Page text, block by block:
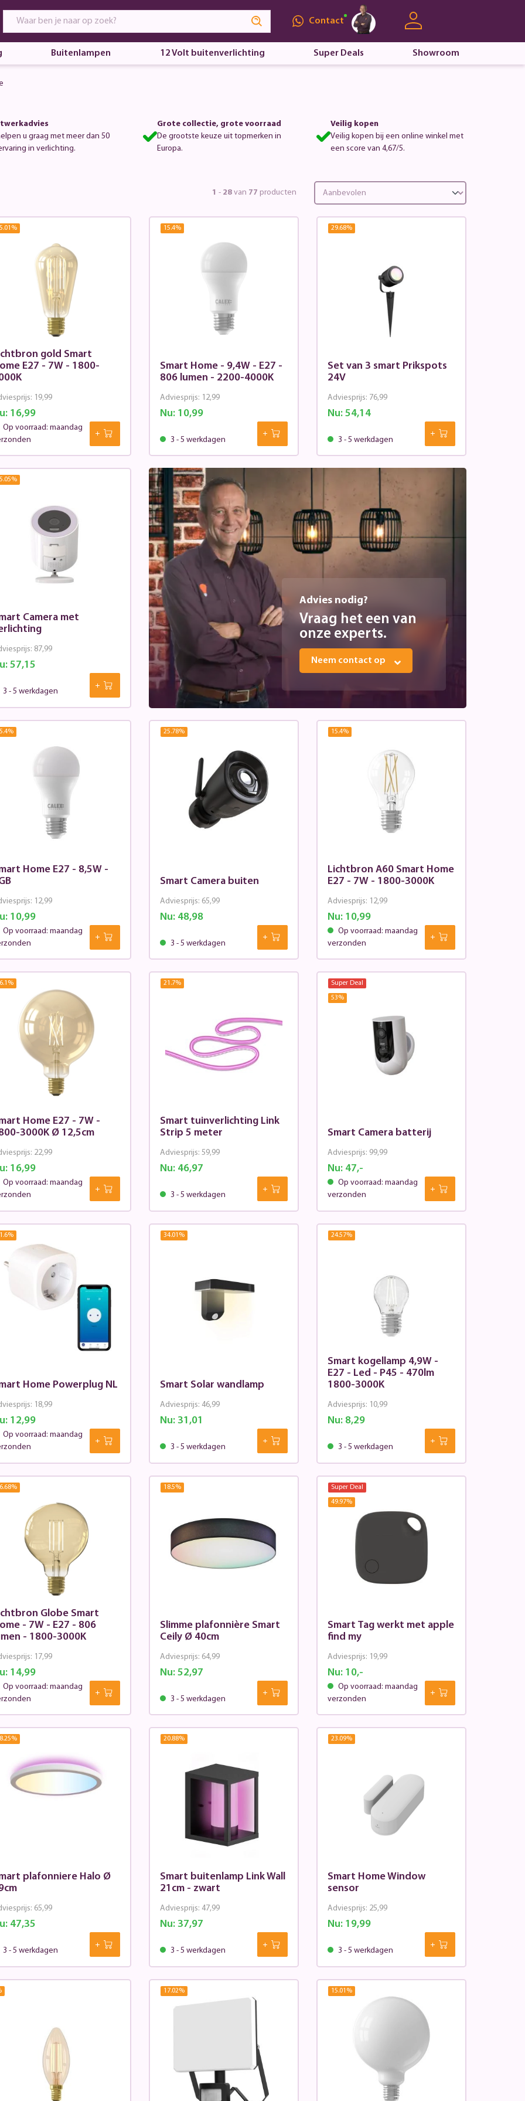
Contact
Buitenlampen 12 Volt buitenverlichting Super Deals Showroom
u graag met meer dan 50
in verlichting.
Grote collectie, grote voorraad
De grootste keuze uit topmerken in
Europa.
Veilig kopen
Veilig kopen bij een online winkel met
een score van 4,67/5.
1 - 28 van 77 producten
%
gold Smart
E27 - 7W - 1800-
16,99
19,99
Op voorraad: maandag
15.4%
Smart Home - 9,4W - E27 -
806 lumen - 2200-4000K
Nu:10,99
Adviesprijs: 12,99
3 - 5 werkdagen
29.68%
Set van 3 smart Prikspots
24V
Nu:54,14
Adviesprijs: 76,99
3 - 5 werkdagen
%
Camera met
57,15
87,99
3 - 5 werkdagen
Advies nodig?
Vraag het een van
onze experts.
Neem contact op
%
Home E27 - 8,5W -
10,99
12,99
Op voorraad: maandag
25.78%
Smart Camera buiten
Nu:48,98
Adviesprijs: 65,99
3 - 5 werkdagen
15.4%
Lichtbron A60 Smart Home
E27 - 7W - 1800-3000K
Nu:10,99
Adviesprijs: 12,99
Op voorraad: maandag
verzonden
%
Home E27 - 7W -
3000K Ø 12,5cm
16,99
22,99
Op voorraad: maandag
21.7%
Smart tuinverlichting Link
Strip 5 meter
Nu:46,97
Adviesprijs: 59,99
3 - 5 werkdagen
Super Deal
53%
Smart Camera batterij
Nu:47,-
Adviesprijs: 99,99
Op voorraad: maandag
verzonden
%
Home Powerplug NL
12,99
18,99
Op voorraad: maandag
34.01 %
Smart Solar wandlamp
Nu:31,01
Adviesprijs: 46,99
3 - 5 werkdagen
24.57%
Smart kogellamp 4,9W -
E27 - Led - P45 - 470lm
1800-3000K
Nu:8,29
Adviesprijs: 10,99
3 - 5 werkdagen
%
Globe Smart
- 7W - E27 - 806
- 1800-3000K
14,99
17,99
Op voorraad: maandag
18.5%
Slimme plafonnière Smart
Ceily Ø 40cm
Nu:52,97
Adviesprijs: 64,99
3 - 5 werkdagen
Super Deal
49.97%
Smart Tag werkt met apple
find my
Nu:10,-
Adviesprijs: 19,99
Op voorraad: maandag
verzonden
%
plafonniere Halo Ø
47,35
65,99
3 - 5 werkdagen
20.88%
Smart buitenlamp Link Wall
21cm - zwart
Nu:37,97
Adviesprijs: 47,99
3 - 5 werkdagen
23.09%
Smart Home Window
sensor
Nu:19,99
Adviesprijs: 25,99
3 - 5 werkdagen
17.02% 15.01 %